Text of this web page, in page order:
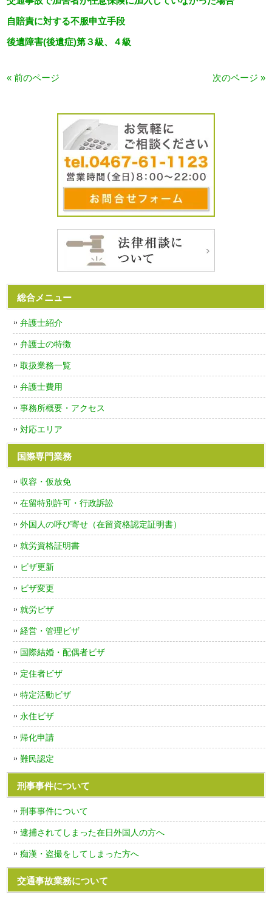
自賠責に対する不服申立手段
後遺障害(後遺症)第３級、４級
« 前のページ 次のページ »
総合メニュー
弁護士紹介
弁護士の特徴
取扱業務一覧
弁護士費用
事務所概要・アクセス
対応エリア
国際専門業務
収容・仮放免
在留特別許可・行政訴訟
外国人の呼び寄せ（在留資格認定証明書）
就労資格証明書
ビザ更新
ビザ変更
就労ビザ
経営・管理ビザ
国際結婚・配偶者ビザ
定住者ビザ
特定活動ビザ
永住ビザ
帰化申請
難民認定
刑事事件について
刑事事件について
逮捕されてしまった在日外国人の方へ
痴漢・盗撮をしてしまった方へ
交通事故業務について